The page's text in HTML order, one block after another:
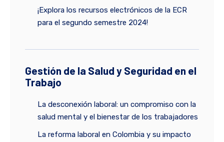
¡Explora los recursos electrónicos de la ECR
para el segundo semestre 2024!
Gestión de la Salud y Seguridad en el
Trabajo
La desconexión laboral: un compromiso con la
salud mental y el bienestar de los trabajadores
La reforma laboral en Colombia y su impacto